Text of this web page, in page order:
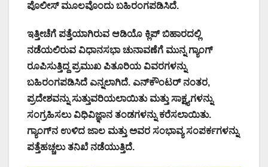
ಪೊಲೀಸ್ ಮೂಲವೊಂದು ಬಹಿರಂಗಪಡಿಸಿದೆ.
ಇತ್ತೀಚೆಗೆ ಪತ್ತೆಯಾಗಿರುವ ಆಡಿಯೊ ಕ್ಲಿಪ್ ಬಿಹಾರದಲ್ಲಿ
ನಡೆಯಲಿರುವ ವಿಧಾನಸಭಾ ಚುನಾವಣೆಗೆ ಮುನ್ನ ಗ್ಯಾಂಗ್
ರೂಪಿಸುತ್ತಿದ್ದ ಪ್ರಮುಖ ಪಿತೂರಿಯ ವಿವರಗಳನ್ನು
ಬಹಿರಂಗಪಡಿಸಿದೆ ಎನ್ನಲಾಗಿದೆ. ಎನ್‌ಕೌಂಟರ್ ನಂತರ,
ಪ್ರದೇಶವನ್ನು ಸುತ್ತುವರಿಯಲಾಯಿತು ಮತ್ತು ಸಾಕ್ಷ್ಯಗಳನ್ನು
ಸಂಗ್ರಹಿಸಲು ವಿಧಿವಿಜ್ಞಾನ ತಂಡಗಳನ್ನು ಕರೆಸಲಾಯಿತು.
ಗ್ಯಾಂಗ್‌ನ ಉಳಿದ ಜಾಲ ಮತ್ತು ಅವರ ಸಂಭಾವ್ಯ ಸಂಪರ್ಕಗಳನ್ನು
ಪತ್ತೆಹಚ್ಚಲು ತನಿಖೆ ನಡೆಯುತ್ತಿದೆ.